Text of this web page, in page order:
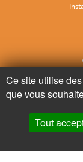
Ce site utilise
que vous
Tout